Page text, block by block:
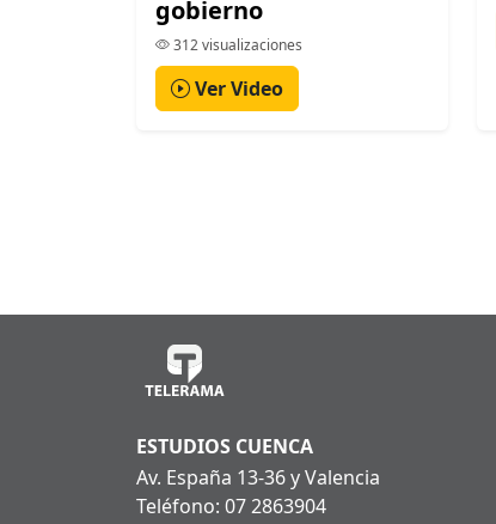
gobierno
312 visualizaciones
Ver Video
ESTUDIOS CUENCA
Av. España 13-36 y Valencia
Teléfono: 07 2863904